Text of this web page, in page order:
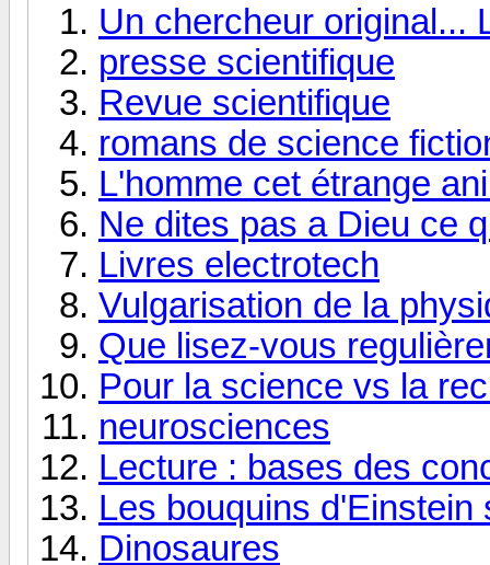
Un chercheur original...
presse scientifique
Revue scientifique
romans de science
L'homme cet étrange
Ne dites pas a Dieu ce
Livres electrotech
Vulgarisation de la
Que lisez-vous
Pour la science vs la
neurosciences
Lecture : bases des
Les bouquins
Dinosaures